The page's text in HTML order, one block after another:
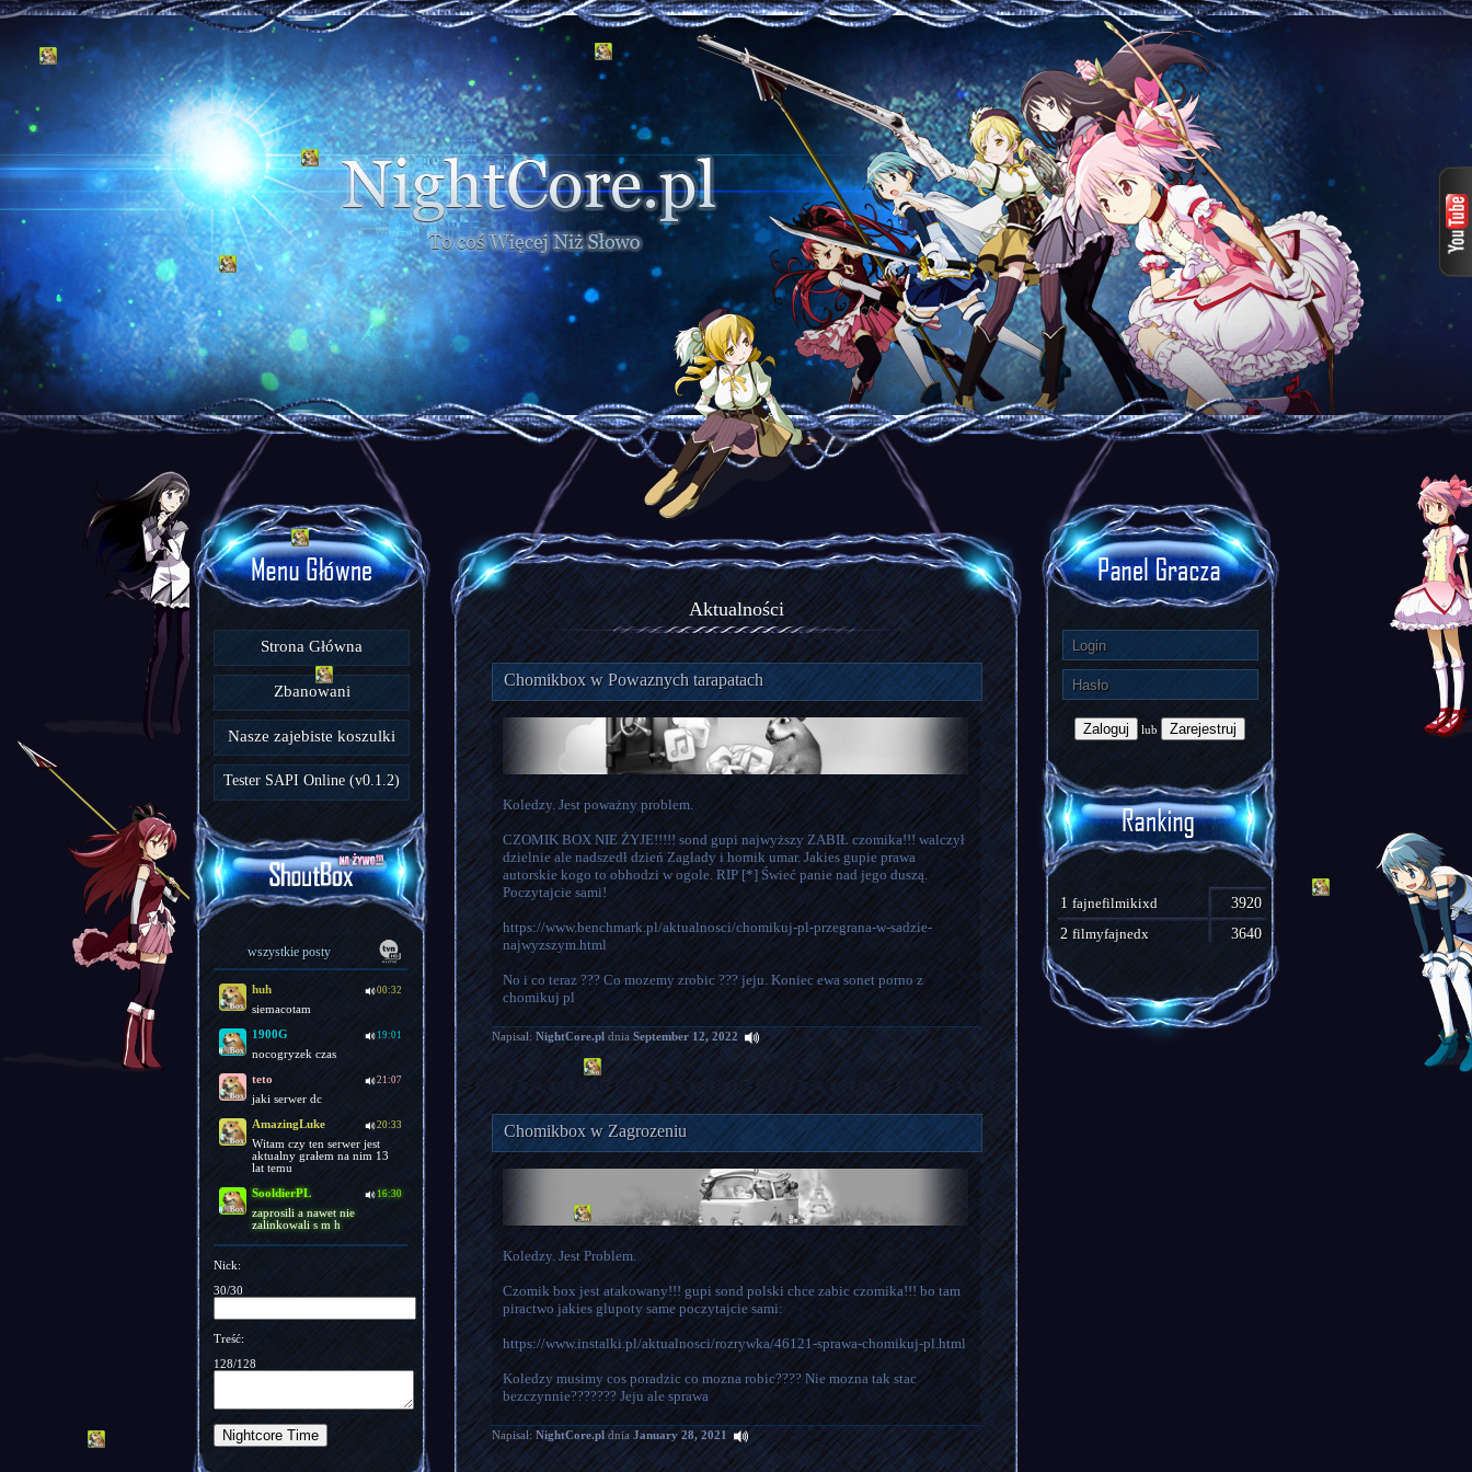
Strona Główna
Zbanowani
Nasze zajebiste koszulki
Tester SAPI Online (v0.1.2)
wszystkie posty
huh 00:32
siemacotam
1900G
19:01
nocogryzek czas
teto
21:07
jaki serwer dc
AmazingLuke
20:33
Witam czy ten serwer jest
aktualny grałem na nim 13
lat temu
SooldierPL
16:30
zaprosili a nawet nie
zalinkowali s m h
Nick:
30/30
Treść:
128/128
Aktualności
Chomikbox w Powaznych tarapatach
Koledzy. Jest poważny problem.
CZOMIK BOX NIE ŻYJE!!!!! sond gupi najwyższy ZABIŁ czomika!!! walczył
dzielnie ale nadszedł dzień Zagłady i homik umar. Jakies gupie prawa
autorskie kogo to obhodzi w ogole. RIP [*] Świeć panie nad jego duszą.
Poczytajcie sami!
https://www.benchmark.pl/aktualnosci/chomikuj-pl-przegrana-w-sadzie-
najwyzszym.html
No i co teraz ??? Co mozemy zrobic ??? jeju. Koniec ewa sonet porno z
chomikuj pl
Napisał:NightCore.pldniaSeptember 12, 2022
Chomikbox w Zagrozeniu
Koledzy. Jest Problem.
Czomik box jest atakowany!!! gupi sond polski chce zabic czomika!!! bo tam
piractwo jakies glupoty same poczytajcie sami:
https://www.instalki.pl/aktualnosci/rozrywka/46121-sprawa-chomikuj-pl.html
Koledzy musimy cos poradzic co mozna robic???? Nie mozna tak stac
bezczynnie??????? Jeju ale sprawa
Napisał:NightCore.pldniaJanuary 28, 2021
Zaloguj lub Zarejestruj
1 fajnefilmikixd
3920
2filmyfajnedx 3640